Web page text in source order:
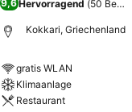
9,6Hervorragend (50
Kokkari, Griechenland
gratis WLAN
Klimaanlage
Restaurant